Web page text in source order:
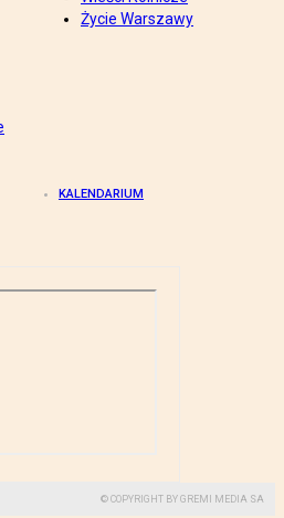
Życie Warszawy
KALENDARIUM
© COPYRIGHT BY GREMI MEDIA SA